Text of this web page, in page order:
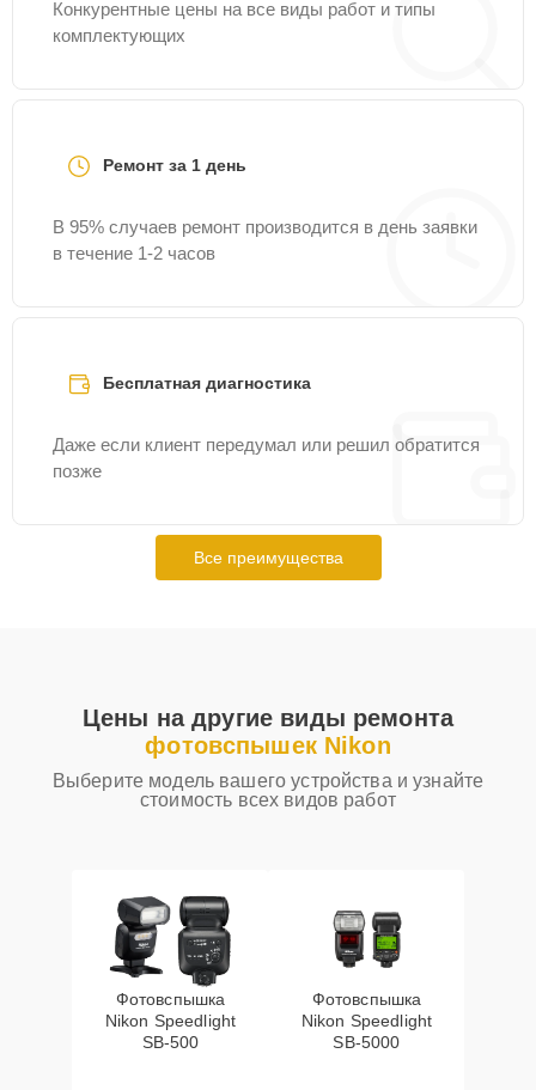
Конкурентные цены на все виды работ и типы
комплектующих
Ремонт за 1 день
В 95% случаев ремонт производится в день заявки
в течение 1-2 часов
Бесплатная диагностика
Даже если клиент передумал или решил обратится
позже
Все преимущества
Цены на другие виды ремонта
фотовспышек Nikon
Выберите модель вашего устройства и узнайте
стоимость всех видов работ
Фотовспышка
Nikon Speedlight
SB-500
Фотовспышка
Nikon Speedlight
SB-5000